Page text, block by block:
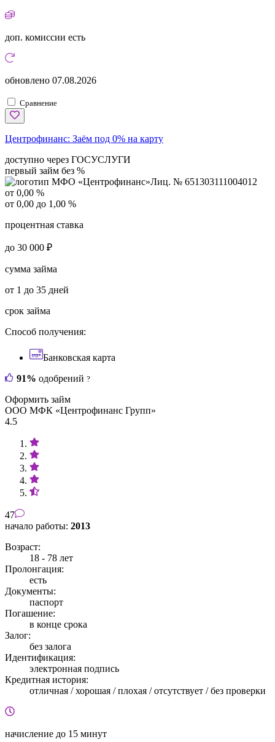
доп. комиссии есть
обновлено 07.08.2026
Сравнение
Центрофинанс: Заём под 0% на карту
доступно через ГОСУСЛУГИ
первый займ без %
Лиц. № 651303111004012
от 0,00 %
от 0,00 до 1,00 %
процентная ставка
до 30 000 ₽
сумма займа
от 1 до 35 дней
срок займа
Способ получения:
Банковская карта
91% одобрений ?
Оформить займ
ООО МФК «Центрофинанс Групп»
4.5
47
начало работы: 2013
Возраст:
18 - 78 лет
Пролонгация:
есть
Документы:
паспорт
Погашение:
в конце срока
Залог:
без залога
Идентификация:
электронная подпись
Кредитная история:
отличная / хорошая / плохая / отсутствует / без проверки
начисление до 15 минут